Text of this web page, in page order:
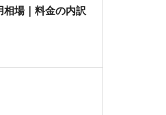
場｜料金の内訳